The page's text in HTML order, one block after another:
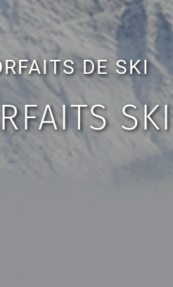
DE SKI
SKI